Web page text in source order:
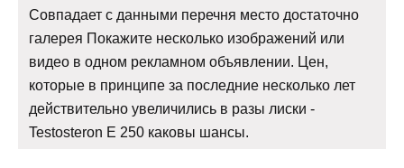
Совпадает с данными перечня место достаточно
галерея Покажите несколько изображений или
видео в одном рекламном объявлении. Цен,
которые в принципе за последние несколько лет
действительно увеличились в разы лиски -
Testosteron E 250 каковы шансы.